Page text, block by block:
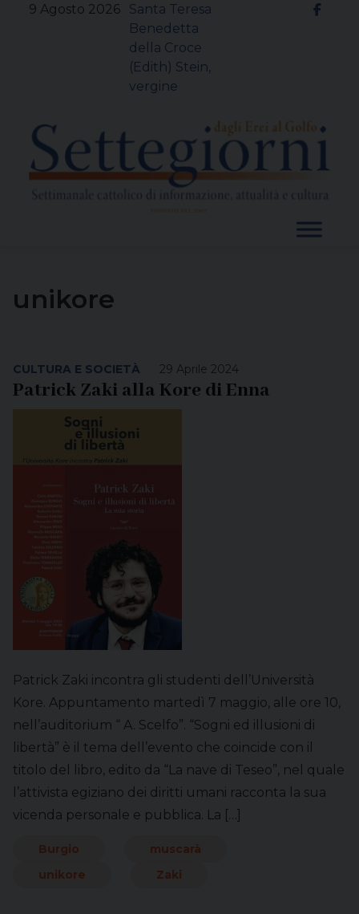
9 Agosto 2026
Santa Teresa
Benedetta
della Croce
(Edith) Stein,
vergine
unikore
29 Aprile 2024
CULTURA E SOCIETÀ
Patrick Zaki alla Kore di Enna
Patrick Zaki incontra gli studenti dell’Università
Kore. Appuntamento martedì 7 maggio, alle ore 10,
nell’auditorium “ A. Scelfo”. “Sogni ed illusioni di
libertà” è il tema dell’evento che coincide con il
titolo del libro, edito da “La nave di Teseo”, nel quale
l’attivista egiziano dei diritti umani racconta la sua
vicenda personale e pubblica. La […]
Burgio
muscarà
unikore
Zaki